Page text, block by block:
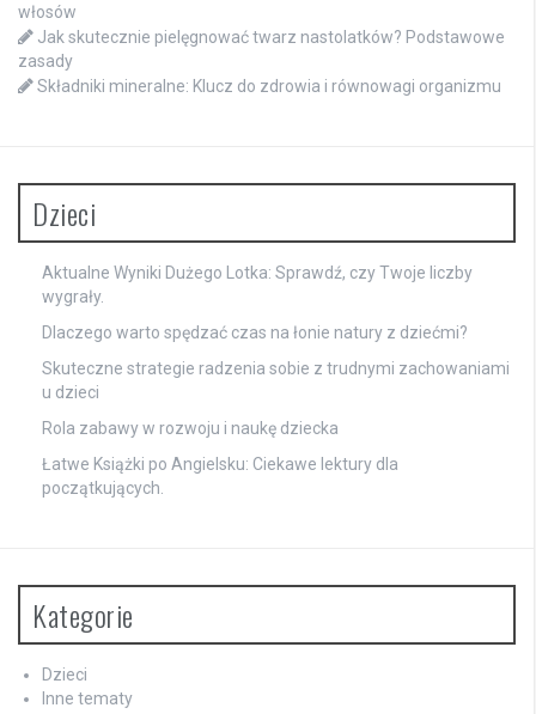
włosów
Jak skutecznie pielęgnować twarz nastolatków? Podstawowe
zasady
Składniki mineralne: Klucz do zdrowia i równowagi organizmu
Dzieci
Aktualne Wyniki Dużego Lotka: Sprawdź, czy Twoje liczby
wygrały.
Dlaczego warto spędzać czas na łonie natury z dziećmi?
Skuteczne strategie radzenia sobie z trudnymi zachowaniami
u dzieci
Rola zabawy w rozwoju i naukę dziecka
Łatwe Książki po Angielsku: Ciekawe lektury dla
początkujących.
Kategorie
Dzieci
Inne tematy